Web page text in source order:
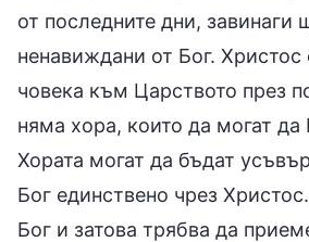
от последните дни, завинаги
ненавиждани от Бог. Христос
човека към Царството през
няма хора, които да могат да
Хората могат да бъдат
Бог единствено чрез
Бог и затова трябва да